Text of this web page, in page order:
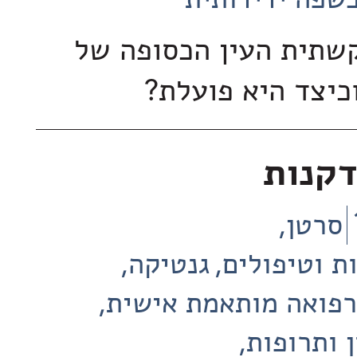
העין הכסופה של
היא פועלת?
סרטן
וטיפולים גנטיקה
רפואה מותאמת אישית
ותרופות